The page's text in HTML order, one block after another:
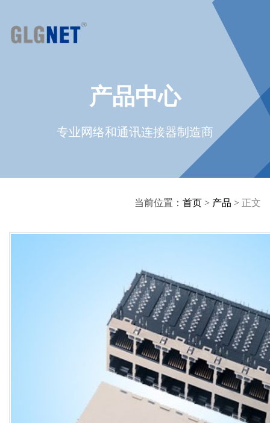
产品中心
专业网络和通讯连接器制造商
当前位置： 首页 > 产品 > 正文